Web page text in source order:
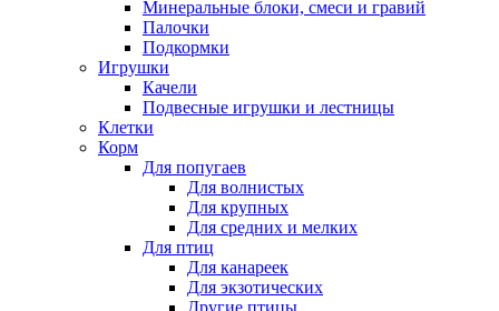
Минеральные блоки, смеси и гравий
Палочки
Подкормки
Игрушки
Качели
Подвесные игрушки и лестницы
Клетки
Корм
Для попугаев
Для волнистых
Для крупных
Для средних и мелких
Для птиц
Для канареек
Для экзотических
Другие птицы